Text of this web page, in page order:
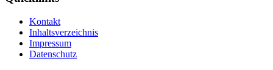
Kontakt
Inhaltsverzeichnis
Impressum
Datenschutz